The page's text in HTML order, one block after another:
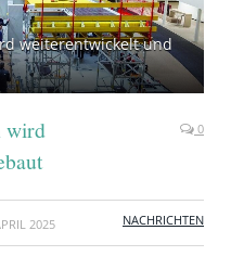
weiterentwickelt und
wird
0
2025 NACHRICHTEN